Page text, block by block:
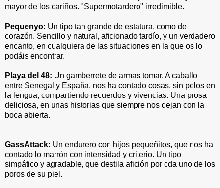
mayor de los cariños. "Supermotardero" irredimible.
Pequenyo: Un tipo tan grande de estatura, como de
corazón. Sencillo y natural, aficionado tardío, y un verdadero
encanto, en cualquiera de las situaciones en la que os lo
podáis encontrar.
Playa del 48: Un gamberrete de armas tomar. A caballo
entre Senegal y España, nos ha contado cosas, sin pelos en
la lengua, compartiendo recuerdos y vivencias. Una prosa
deliciosa, en unas historias que siempre nos dejan con la
boca abierta.
GassAttack: Un endurero con hijos pequeñitos, que nos ha
contado lo marrón con intensidad y criterio. Un tipo
simpático y agradable, que destila afición por cda uno de los
poros de su piel.